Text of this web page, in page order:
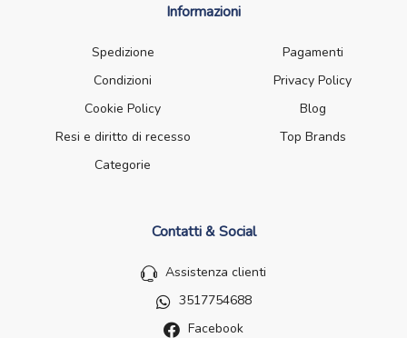
Informazioni
Spedizione
Pagamenti
Condizioni
Privacy Policy
Cookie Policy
Blog
Resi e diritto di recesso
Top Brands
Categorie
Contatti & Social
Assistenza clienti
3517754688
Facebook